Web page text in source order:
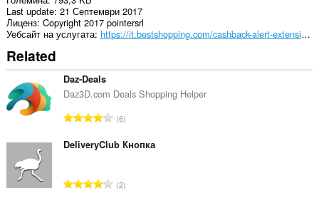
Last update 21 Септември 2017
Лиценз Copyright 2017 pointersrl
Уебсайт на услугата
https://it.bestshopping.com/cashback-alert-extension.html
Related
Daz-Deals
Daz3D.com Deals Shopping Helper
О
щ
о
6
DeliveryClub Кнопка
О2